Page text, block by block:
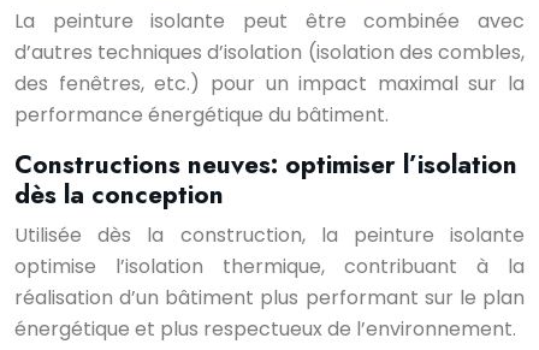
La peinture isolante peut être combinée avec
d’autres techniques d’isolation (isolation des combles,
des fenêtres, etc.) pour un impact maximal sur la
performance énergétique du bâtiment.
Constructions neuves: optimiser l’isolation
dès la conception
Utilisée dès la construction, la peinture isolante
optimise l’isolation thermique, contribuant à la
réalisation d’un bâtiment plus performant sur le plan
énergétique et plus respectueux de l’environnement.